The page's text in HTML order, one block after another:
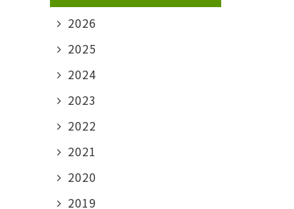
2026
2025
2024
2023
2022
2021
2020
2019